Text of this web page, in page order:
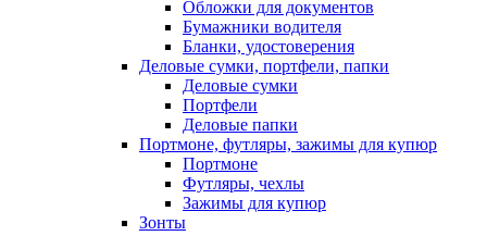
Обложки для документов
Бумажники водителя
Бланки, удостоверения
Деловые сумки, портфели, папки
Деловые сумки
Портфели
Деловые папки
Портмоне, футляры, зажимы для купюр
Портмоне
Футляры, чехлы
Зажимы для купюр
Зонты